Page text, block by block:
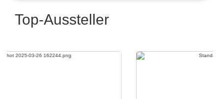
Top-Aussteller